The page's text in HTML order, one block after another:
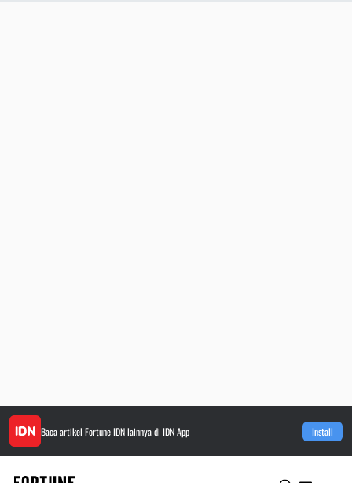
Baca artikel Fortune IDNlainnya di IDN App Install